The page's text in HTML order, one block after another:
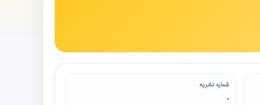
شماره نشریه
-